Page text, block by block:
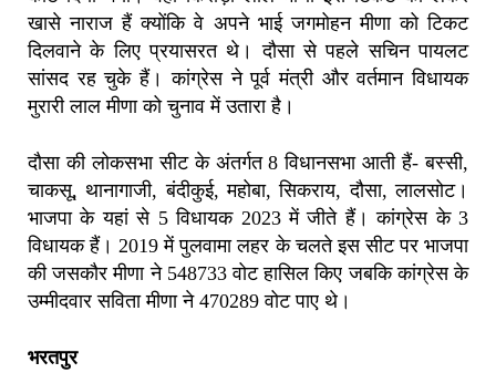
खासे नाराज हैं क्‍योंकि वे अपने भाई जगमोहन मीणा को टिकट
दिलवाने के लिए प्रयासरत थे। दौसा से पहले सचिन पायलट
सांसद रह चुके हैं। कांग्रेस ने पूर्व मंत्री और वर्तमान विधायक
मुरारी लाल मीणा को चुनाव में उतारा है।
दौसा की लोकसभा सीट के अंतर्गत 8 विधानसभा आती हैं- बस्सी,
चाकसू, थानागाजी, बंदीकुई, महोबा, सिकराय, दौसा, लालसोट।
भाजपा के यहां से 5 विधायक 2023 में जीते हैं। कांग्रेस के 3
विधायक हैं। 2019 में पुलवामा लहर के चलते इस सीट पर भाजपा
की जसकौर मीणा ने 548733 वोट हासिल किए जबकि कांग्रेस के
उम्मीदवार सविता मीणा ने 470289 वोट पाए थे।
भरतपुर